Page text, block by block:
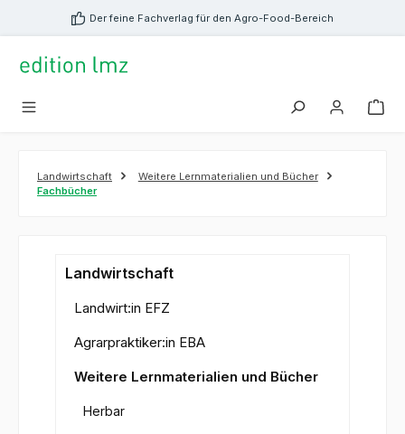
springen Der feine Fachverlag für den Agro-Food-Bereich
Landwirtschaft
Weitere Lernmaterialien und Bücher
Fachbücher
Landwirtschaft
Landwirt:in EFZ
Agrarpraktiker:in EBA
Weitere Lernmaterialien und Bücher
Herbar